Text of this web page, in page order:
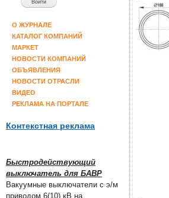
О ЖУРНАЛЕ
КАТАЛОГ КОМПАНИЙ
МАРКЕТ
НОВОСТИ КОМПАНИЙ
ОБЪЯВЛЕНИЯ
НОВОСТИ ОТРАСЛИ
ВИДЕО
РЕКЛАМА НА ПОРТАЛЕ
Контекстная реклама
Быстродействующий
выключатель для БАВР
Вакуумные выключатели с э/м
приводом 6(10) кВ на